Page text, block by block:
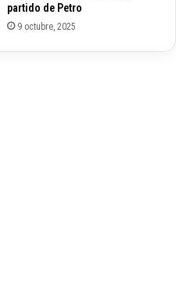
partido de Petro
9 octubre, 2025